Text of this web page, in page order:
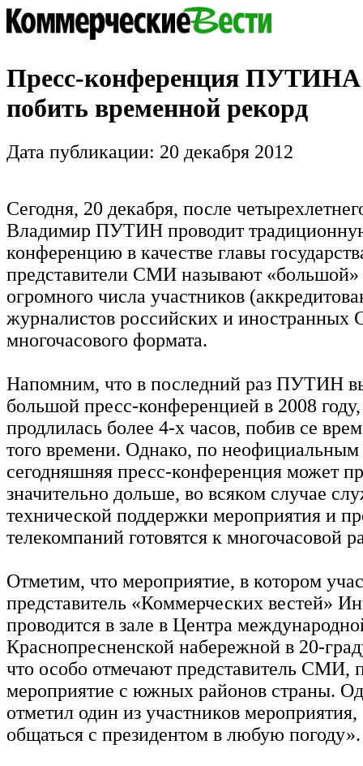
Пресс-конференция
побить временной рекорд
Дата публикации: 20 декабря 2012
Сегодня, 20 декабря, после
Владимир ПУТИН проводит
конференцию в качестве главы
представители СМИ называют «большой»
огромного числа участников
журналистов российских и
многочасового формата.
Напомним, что в последний раз ПУТИН
большой пресс-конференцией в 2008
продлилась более 4-х часов, побив се
того времени. Однако, по
сегодняшняя пресс-конференция может
значительно дольше, во всяком случае
технической поддержки мероприятия и
телекомпаний готовятся к многочасовой
Отметим, что мероприятие, в котором
представитель «Коммерческих вестей»
проводится в зале в Центра
Краснопресненской набережной в 20-
что особо отмечают представитель СМИ,
мероприятие с южных районов страны.
отметил один из участников мероприятия,
общаться с президентом в любую погоду».